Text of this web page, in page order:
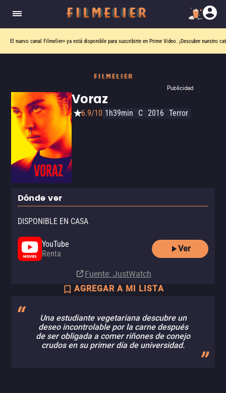
El nuevo canal Filmelier+ ya está disponible para suscribirte en Prime Video. ¡Descubre nuestro
Publicidad
Voraz
6.9/10 1h39min C 2016 Terror
Dónde ver
DISPONIBLE EN CASA
YouTube
Renta
Ver
Fuente: JustWatch
AGREGAR A MI LISTA
Una estudiante vegetariana descubre un
deseo incontrolable por la carne después
de ser obligada a comer riñones de conejo
crudos en su primer día de universidad.